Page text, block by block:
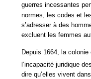
guerres incessantes
normes, les codes et
s’adresser à des
excluent les femmes
Depuis 1664, la
l’incapacité juridique
dire qu’elles vivent